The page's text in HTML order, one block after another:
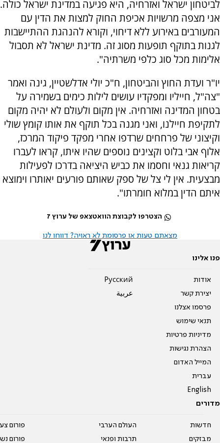
לביטחון ישראל ואזרחיה, היא פגיעה במדינת ישראל כולה.
אני מצפה מרשויות אכיפת החוק למצות את הדין עם
המעורבים באירוע ללא דיחוי, וקורא להנהגת ההתיישבות
לגנות בתוקף תופעות מסוג זה. ‏מדינת ישראל לא תסבול
אלימות מכל סוג כלפי משרתיה".
יו"ר ועדת החוץ והביטחון, ח"כ יולי אדלשטיין, גינה ואמר
"צה"ל, חייליו ומפקדיו עושים לילות כימים בשמירה על
בטחון המדינה ואזרחיה. אין מקום ולעולם לא יהיה מקום
לתקיפת חיילנו, ואני מגנה בכל תוקף את אותו קומץ שולי
וקיצוני של פרחחים שרדפו אחרי מפקד פיקוד המרכז,
אלוף אבי בלוט וקצינים נוספים שהיו איתו, קראו לעברו
קריאות גנאי וחסמו את כביש היציאה בדרכו לפעילות
מבצעית. אין לי צל של ספק שאותם פורעים יאותרו וימוצא
איתם הדין במלוא חומרתו".
הצטרפו לקבוצת הוואטצאפ של ערוץ 7
מצאתם טעות או פרסומת לא ראויה? דווחו לנו
פנו אלינו
אודות
יצירת קשר
פרסמו אצלנו
תנאי שימוש
מדיניות פרטיות
הצהרת נגישות
המייל האדום
עברית
English
Pусский
عربية
מדורים
חדשות
מבזקים
העולם הערבי
תרבות ופנאי
פורום
פורום